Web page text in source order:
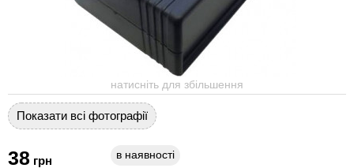
натисніть для збільшення
Показати всі фотографії
38 грн в наявності